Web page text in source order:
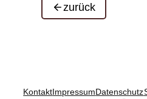
zurück
KontaktImpressumDatenschutz